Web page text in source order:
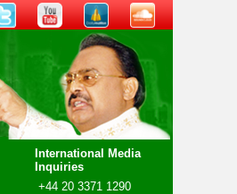
International Media
Inquiries
+44 20 3371 1290